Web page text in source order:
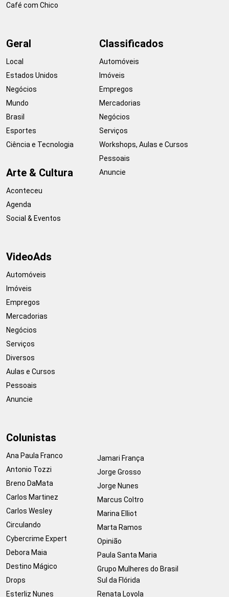
Café com Chico
Geral
Local
Estados Unidos
Negócios
Mundo
Brasil
Esportes
Ciência e Tecnologia
Arte & Cultura
Aconteceu
Agenda
Social & Eventos
Classificados
Automóveis
Imóveis
Empregos
Mercadorias
Negócios
Serviços
Workshops, Aulas e Cursos
Pessoais
Anuncie
VideoAds
Automóveis
Imóveis
Empregos
Mercadorias
Negócios
Serviços
Diversos
Aulas e Cursos
Pessoais
Anuncie
Colunistas
Ana Paula Franco
Antonio Tozzi
Breno DaMata
Carlos Martinez
Carlos Wesley
Circulando
Cybercrime Expert
Debora Maia
Destino Mágico
Drops
Esterliz Nunes
Jamari França
Jorge Grosso
Jorge Nunes
Marcus Coltro
Marina Elliot
Marta Ramos
Opinião
Paula Santa Maria
Grupo Mulheres do Brasil
Sul da Flórida
Renata Loyola